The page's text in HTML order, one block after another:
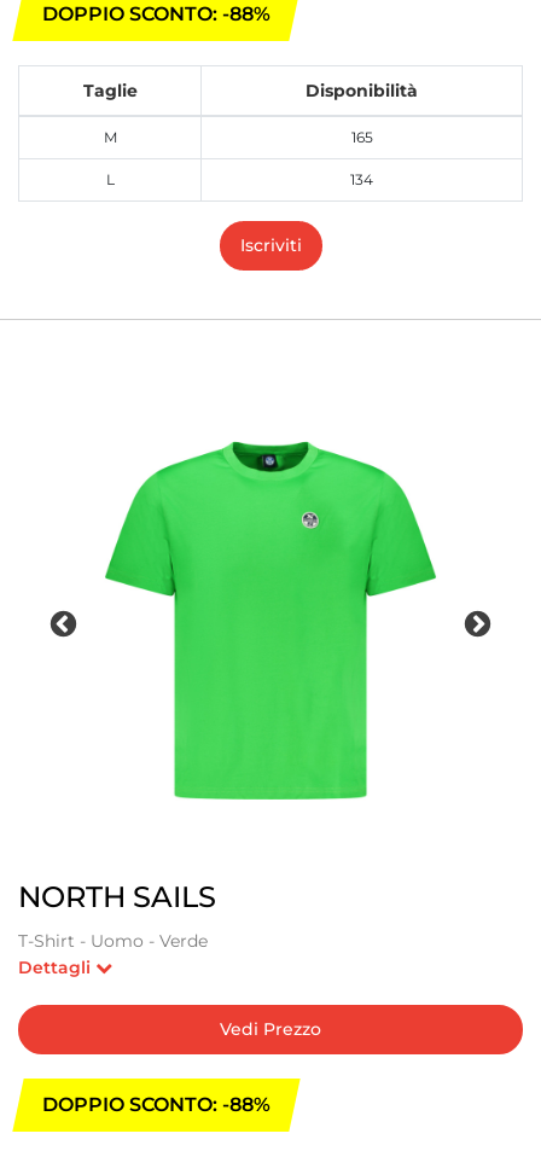
DOPPIO SCONTO: -88%
Taglie Disponibilità
M 165
L 134
Iscriviti
NORTH SAILS
T-Shirt - Uomo - Verde
Dettagli
Vedi Prezzo
DOPPIO SCONTO: -88%